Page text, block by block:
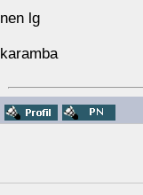
nen lg
karamba